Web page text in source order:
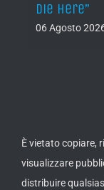
Die Here”
06 Agosto
È vietato copiare,
visualizzare
distribuire